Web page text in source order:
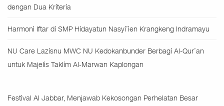
dengan Dua Kriteria
Harmoni Iftar di SMP Hidayatun Nasyi’ien Krangkeng Indramayu
NU Care Lazisnu MWC NU Kedokanbunder Berbagi Al-Qur’an
untuk Majelis Taklim Al-Marwan Kaplongan
Festival Al Jabbar, Menjawab Kekosongan Perhelatan Besar